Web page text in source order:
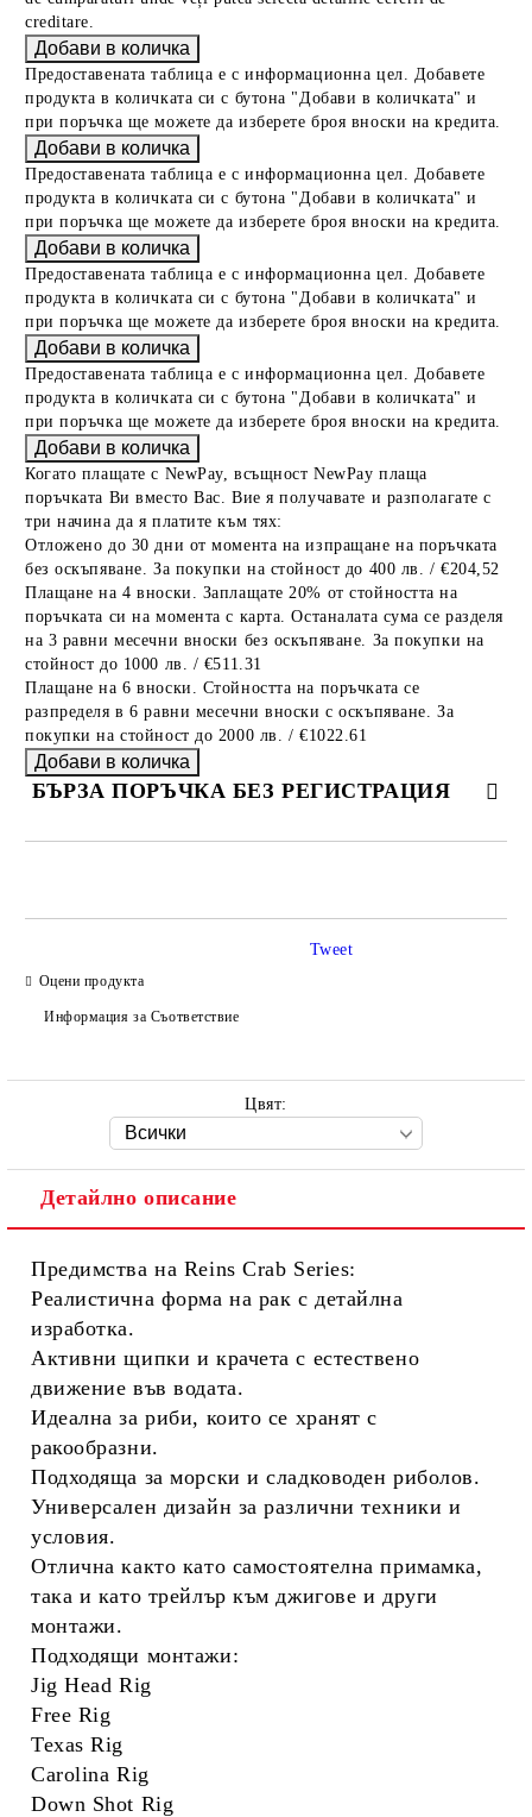
creditare.
Предоставената таблица е с информационна цел. Добавете
продукта в количката си с бутона "Добави в количката" и
при поръчка ще можете да изберете броя вноски на кредита.
Предоставената таблица е с информационна цел. Добавете
продукта в количката си с бутона "Добави в количката" и
при поръчка ще можете да изберете броя вноски на кредита.
Предоставената таблица е с информационна цел. Добавете
продукта в количката си с бутона "Добави в количката" и
при поръчка ще можете да изберете броя вноски на кредита.
Предоставената таблица е с информационна цел. Добавете
продукта в количката си с бутона "Добави в количката" и
при поръчка ще можете да изберете броя вноски на кредита.
Когато плащате с NewPay, всъщност NewPay плаща
поръчката Ви вместо Вас. Вие я получавате и разполагате с
три начина да я платите към тях:
Отложено до 30 дни от момента на изпращане на поръчката
без оскъпяване. За покупки на стойност до 400 лв. / €204,52
Плащане на 4 вноски. Заплащате 20% от стойността на
поръчката си на момента с карта. Останалата сума се разделя
на 3 равни месечни вноски без оскъпяване. За покупки на
стойност до 1000 лв. / €511.31
Плащане на 6 вноски. Стойността на поръчката се
разпределя в 6 равни месечни вноски с оскъпяване. За
покупки на стойност до 2000 лв. / €1022.61
БЪРЗА ПОРЪЧКА БЕЗ РЕГИСТРАЦИЯ
Ние ще се свържем с вас в рамките на работния ден.
Оцени продукта
Информация за Съответствие
Tweet
Цвят:
Детайлно описание
Предимства на Reins Crab Series:
Реалистична форма на рак с детайлна
изработка.
Активни щипки и крачета с естествено
движение във водата.
Идеална за риби, които се хранят с
ракообразни.
Подходяща за морски и сладководен риболов.
Универсален дизайн за различни техники и
условия.
Отлична както като самостоятелна примамка,
така и като трейлър към джигове и други
монтажи.
Подходящи монтажи:
Jig Head Rig
Free Rig
Texas Rig
Carolina Rig
Down Shot Rig